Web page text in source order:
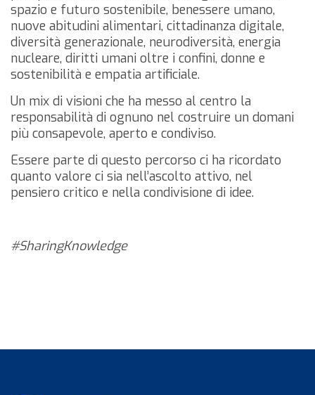
spazio e futuro sostenibile, benessere umano,
nuove abitudini alimentari, cittadinanza digitale,
diversità generazionale, neurodiversità, energia
nucleare, diritti umani oltre i confini, donne e
sostenibilità e empatia artificiale.
Un mix di visioni che ha messo al centro la
responsabilità di ognuno nel costruire un domani
più consapevole, aperto e condiviso.
Essere parte di questo percorso ci ha ricordato
quanto valore ci sia nell’ascolto attivo, nel
pensiero critico e nella condivisione di idee.
#SharingKnowledge